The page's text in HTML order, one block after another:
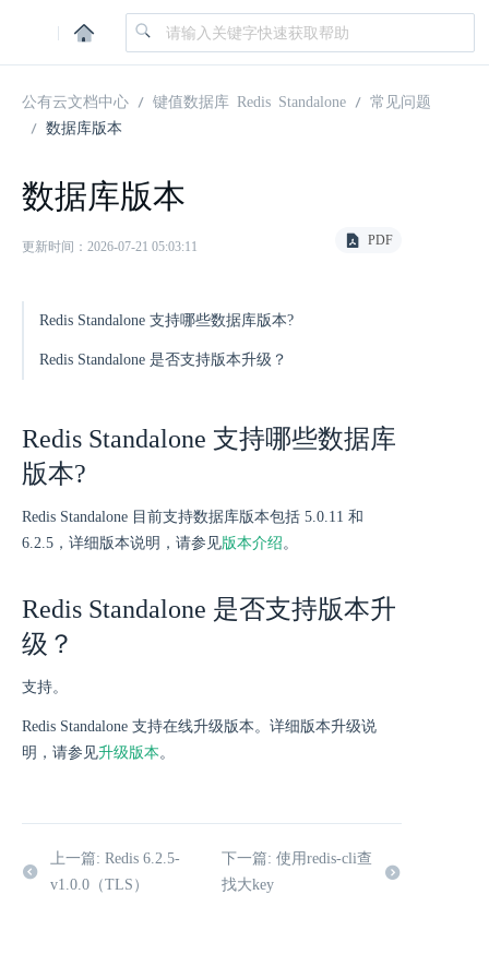
|
公有云文档中心 键值数据库 Redis Standalone
常见问题
数据库版本
数据库版本
更新时间：2026-07-21 05:03:11 PDF
Redis Standalone 支持哪些数据库版本?
Redis Standalone 是否支持版本升级？
Redis Standalone 支持哪些数据库
版本?
Redis Standalone 目前支持数据库版本包括 5.0.11 和
6.2.5，详细版本说明，请参见版本介绍。
Redis Standalone 是否支持版本升
级？
支持。
Redis Standalone 支持在线升级版本。详细版本升级说
明，请参见升级版本。
上一篇: Redis 6.2.5-
v1.0.0（TLS）
下一篇: 使用redis-cli查
找大key